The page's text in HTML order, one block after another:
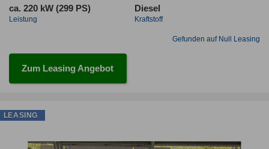
ca. 220 kW (299 PS)
Leistung
Diesel
Kraftstoff
Gefunden auf Null Leasing
Zum Leasing Angebot
LEASING